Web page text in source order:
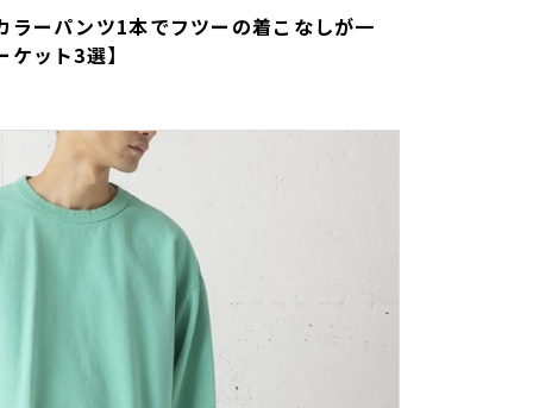
ーパンツ1本でフツーの着こなしが一
ット3選】